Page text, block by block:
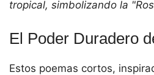
tropical, simbolizando la
El Poder Duradero
Estos poemas cortos,